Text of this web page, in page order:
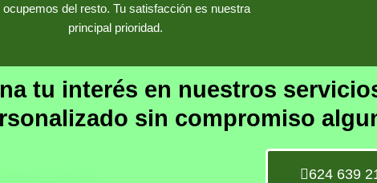
ocupemos del resto. Tu satisfacción es nuestra
principal prioridad.
tu interés en nuestros
sin compromiso
624 639